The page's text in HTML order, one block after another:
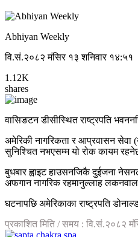
Abhiyan Weekly
वि.सं.२०८२ मंसिर १३ शनिवार १४:५१
1.12K
shares
वासिङटन डीसीस्थित राष्ट्रपति
अमेरिकी नागरिकता र आप्रवासन
सुनिश्चित नभएसम्म यो रोक कायम
बुधबार ह्वाइट हाउसनजिकै दुईजना
अफगान नागरिक रहमानुल्लाह
घटनापछि अमेरिकाका राष्ट्रपति
प्रकाशित मिति / समय : वि.सं.२०८२